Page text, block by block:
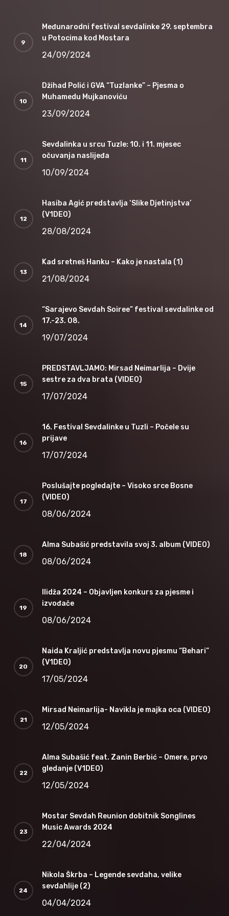
Međunarodni festival sevdalinke 29. septembra
u Potocima kod Mostara
24/09/2024
Džihad Polić i GVA “Tuzlanke” – Pjesma o
Muhamedu Mujkanoviću
23/09/2024
Sevdalinka u srcu Tuzle: 10. i 11. mjesec
očuvanja naslijeđa
10/09/2024
Hasiba Agić predstavlja ‘Slike Djetinjstva’
(V1DEO)
28/08/2024
Kad sretneš Hanku – Kako je nastala (1)
21/08/2024
“Sarajevo Sevdah Soiree” festival sevdalinke od
17.-23. 08.
19/07/2024
PREDSTAVLJAMO: Mirsad Neimarlija – Dvije
sestre za dva brata (VIDEO)
17/07/2024
16. Festival Sevdalinke u Tuzli – Počele su
prijave
17/07/2024
Poslušajte pogledajte – Visoko srce Bosne
(VIDEO)
08/06/2024
Alma Subašić predstavila svoj 3. album (VIDEO)
08/06/2024
Ilidža 2024 – Objavljen konkurs za pjesme i
izvođače
08/06/2024
Naida Kraljić predstavlja novu pjesmu “Behari”
(V1DEO)
17/05/2024
Mirsad Neimarlija- Navikla je majka oca (VIDEO)
12/05/2024
Alma Subašić feat. Zanin Berbić – Omere, prvo
gledanje (V1DEO)
12/05/2024
Mostar Sevdah Reunion dobitnik Songlines
Music Awards 2024
22/04/2024
Nikola Škrba – Legende sevdaha, velike
sevdahlije (2)
04/04/2024